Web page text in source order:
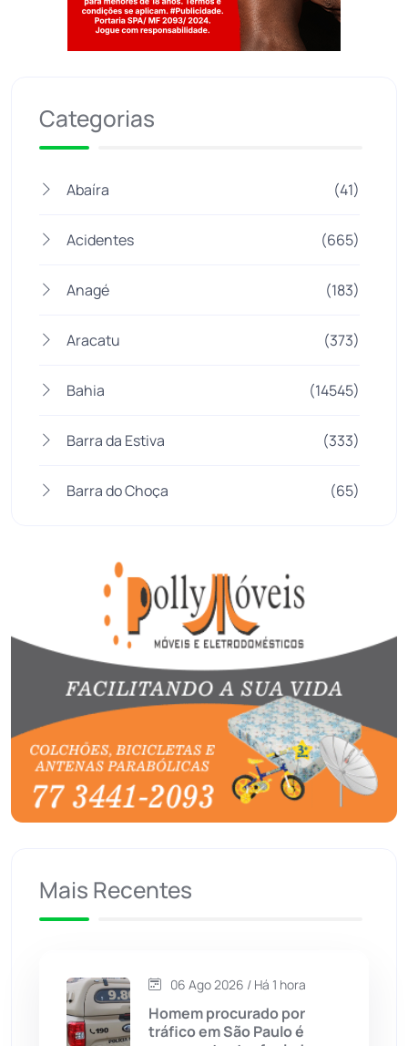
Categorias
Abaíra (41)
Acidentes (665)
Anagé (183)
Aracatu (373)
Bahia (14545)
Barra da Estiva (333)
Barra do Choça (65)
Bom Jesus da Lapa
Boquira
Botuporã (72)
Brasil (7679)
Brumado (31955)
Caetanos
Candiba
Mais Recentes
06 Ago 2026 / Há 1 hora
Homem procurado por
tráfico em São Paulo é